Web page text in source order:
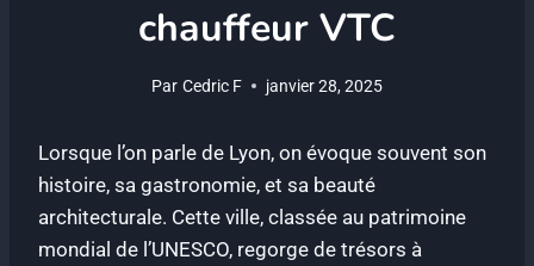
chauffeur VTC
Par Cedric F janvier 28, 2025
Lorsque l’on parle de Lyon, on évoque souvent son
histoire, sa gastronomie, et sa beauté
architecturale. Cette ville, classée au patrimoine
mondial de l’UNESCO, regorge de trésors à